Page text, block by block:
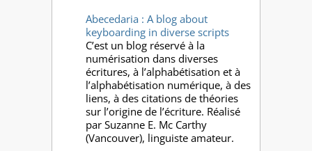
Abecedaria : A blog about
keyboarding in diverse scripts
C’est un blog réservé à la
numérisation dans diverses
écritures, à l’alphabétisation et à
l’alphabétisation numérique, à des
liens, à des citations de théories
sur l’origine de l’écriture. Réalisé
par Suzanne E. Mc Carthy
(Vancouver), linguiste amateur.